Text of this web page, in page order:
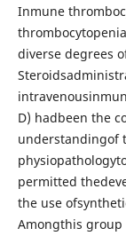
Inmune
diverse degrees
D) hadbeen the
understandingof
permitted
the use
Amongthis